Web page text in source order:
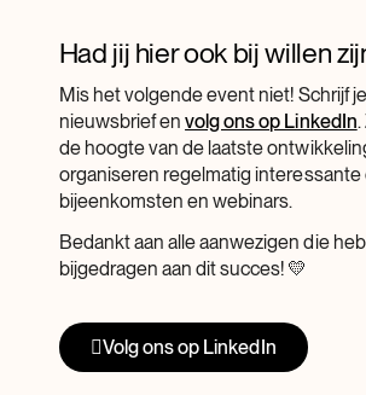
Had jij hier ook bij willen
Mis het volgende event niet! Schrijf
nieuwsbrief envolg ons op LinkedIn.
de hoogte van de laatste
organiseren regelmatig interessante
bijeenkomsten en webinars.
Bedankt aan alle aanwezigen die
bijgedragen aan dit succes! 💛
Volg ons op LinkedIn